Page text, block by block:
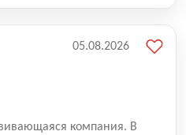
компания. В
05.08.2026